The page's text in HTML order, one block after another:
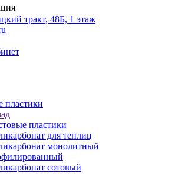
тракт, 48Б, 1 этаж
пластики
пластики
для теплиц
монолитный
сотовый